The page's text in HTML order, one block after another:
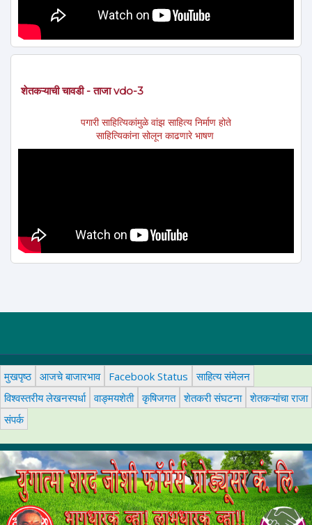
शेतकऱ्याची चावडी - ताजा vdo-3
पगारी साहित्यिकांमुळे वांझ साहित्य निर्माण होते
साहित्यिकांना सोलून काढणारे भाषण
मुखपृष्ठ आजचे बाजारभाव Facebook Status
साहित्य संमेलन
विश्वस्तरीय लेखनस्पर्धा वाङ्मयशेती कृषिजगत शेतकरी संघटना शेतकऱ्यांचा राजा
संपर्क